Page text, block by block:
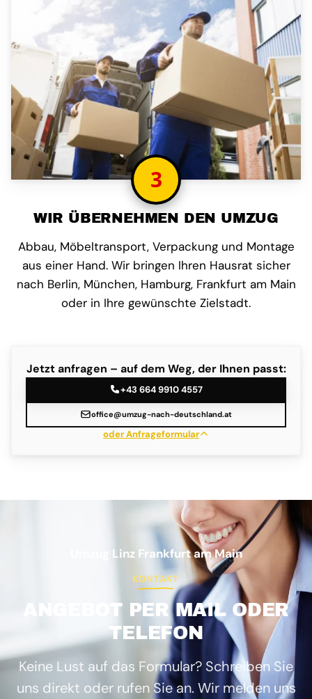
3
WIR ÜBERNEHMEN DEN UMZUG
Abbau, Möbeltransport, Verpackung und Montage
aus einer Hand. Wir bringen Ihren Hausrat sicher
nach Berlin, München, Hamburg, Frankfurt am Main
oder in Ihre gewünschte Zielstadt.
Jetzt anfragen – auf dem Weg, der Ihnen passt:
+43 664 9910 4557
office@umzug-nach-deutschland.at
oder Anfrageformular
Umzug Linz Frankfurt am Main
KONTAKT
ANGEBOT PER MAIL ODER
TELEFON
Keine Lust auf das Formular? Schreiben Sie
uns direkt oder rufen Sie an. Wir melden uns